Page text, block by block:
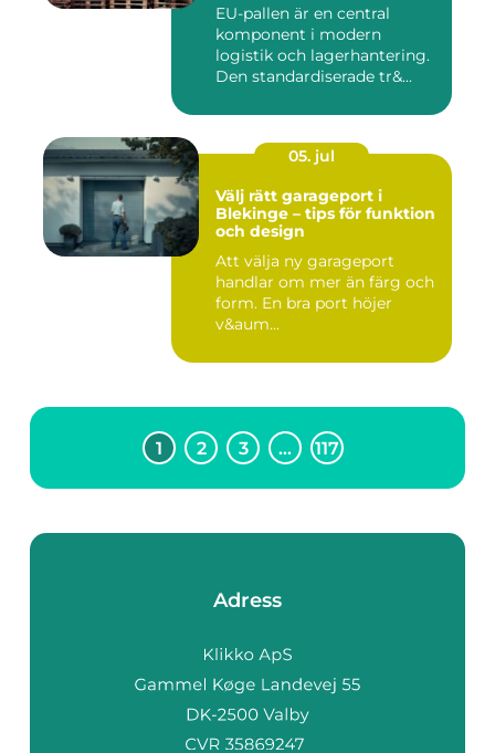
EU-pallen är en central
komponent i modern
logistik och lagerhantering.
Den standardiserade tr&...
05. jul
Välj rätt garageport i
Blekinge – tips för funktion
och design
Att välja ny garageport
handlar om mer än färg och
form. En bra port höjer
v&aum...
1 2 3 … 117
Adress